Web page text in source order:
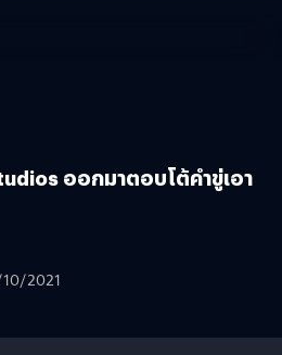
ออกมาตอบโต้คำขู่เอา
2021